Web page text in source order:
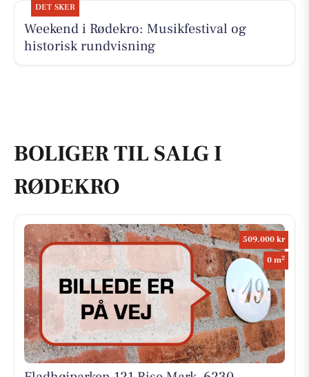
DET SKER
Weekend i Rødekro: Musikfestival og
historisk rundvisning
BOLIGER TIL SALG I
RØDEKRO
509.000 kr
0 m2